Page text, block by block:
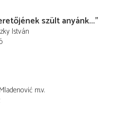
szült anyánk...”
István
m.v.